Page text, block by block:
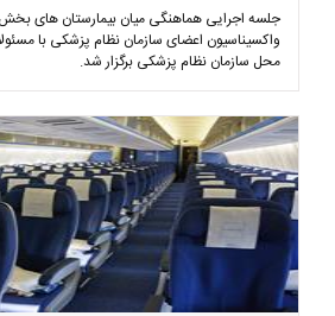
جلسه اجرایی هماهنگی میان بیمارستان های
واکسیناسیون اعضای سازمان نظام پزشکی با
محل سازمان نظام پزشکی برگزار شد.